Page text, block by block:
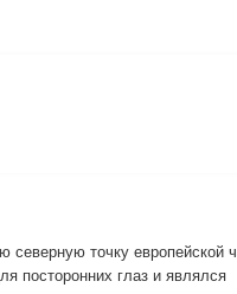
точку европейской
посторонних глаз и являлся